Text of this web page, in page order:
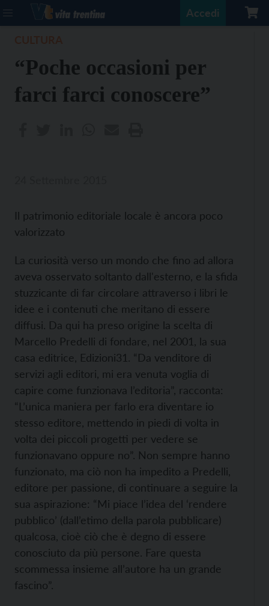
Accedi
“Poche occasioni per
farci farci conoscere”
Il patrimonio editoriale locale è ancora poco
valorizzato
La curiosità verso un mondo che fino ad allora
aveva osservato soltanto dall'esterno, e la sfida
stuzzicante di far circolare attraverso i libri le
idee e i contenuti che meritano di essere
diffusi. Da qui ha preso origine la scelta di
Marcello Predelli di fondare, nel 2001, la sua
casa editrice, Edizioni31. “Da venditore di
servizi agli editori, mi era venuta voglia di
capire come funzionava l’editoria”, racconta:
“L’unica maniera per farlo era diventare io
stesso editore, mettendo in piedi di volta in
volta dei piccoli progetti per vedere se
funzionavano oppure no”. Non sempre hanno
funzionato, ma ciò non ha impedito a Predelli,
editore per passione, di continuare a seguire la
sua aspirazione: “Mi piace l’idea del ‘rendere
pubblico’ (dall’etimo della parola pubblicare)
qualcosa, cioè ciò che è degno di essere
conosciuto da più persone. Fare questa
scommessa insieme all’autore ha un grande
fascino”.